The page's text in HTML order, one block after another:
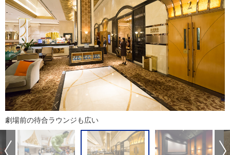
劇場前の待合ラウンジも広い